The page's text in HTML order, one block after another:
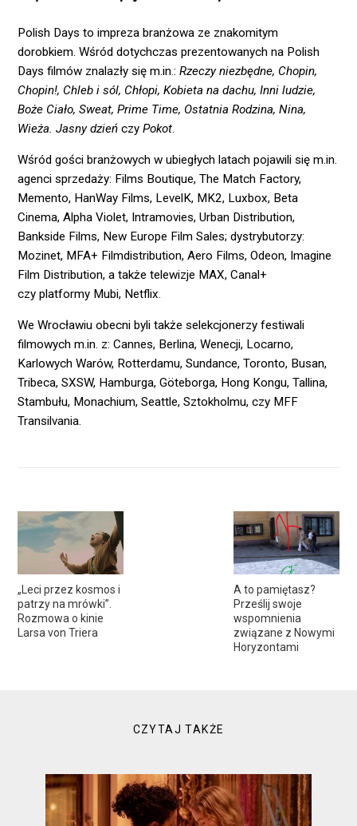
„Leci przez kosmos i
patrzy na mrówki”.
Rozmowa o kinie
Larsa von Triera
A to pamiętasz?
Prześlij swoje
wspomnienia
związane z Nowymi
Horyzontami
Polish Days to impreza branżowa ze znakomitym
dorobkiem. Wśród dotychczas prezentowanych na Polish
Days filmów znalazły się m.in.: Rzeczy niezbędne, Chopin,
Chopin!, Chleb i sól, Chłopi, Kobieta na dachu, Inni ludzie,
Boże Ciało, Sweat, Prime Time, Ostatnia Rodzina, Nina,
Wieża. Jasny dzieńczyPokot.
Wśród gości branżowych w ubiegłych latach pojawili się m.in.
agenci sprzedaży: Films Boutique, The Match Factory,
Memento, HanWay Films, LevelK, MK2, Luxbox, Beta
Cinema, Alpha Violet, Intramovies, Urban Distribution,
Bankside Films, New Europe Film Sales; dystrybutorzy:
Mozinet, MFA+ Filmdistribution, Aero Films, Odeon, Imagine
Film Distribution, a także telewizje MAX, Canal+
czy platformy Mubi, Netflix.
We Wrocławiu obecni byli także selekcjonerzy festiwali
filmowych m.in. z: Cannes, Berlina, Wenecji, Locarno,
Karlowych Warów, Rotterdamu, Sundance, Toronto, Busan,
Tribeca, SXSW, Hamburga, Göteborga, Hong Kongu, Tallina,
Stambułu, Monachium, Seattle, Sztokholmu, czy MFF
Transilvania.
CZYTAJ TAKŻE